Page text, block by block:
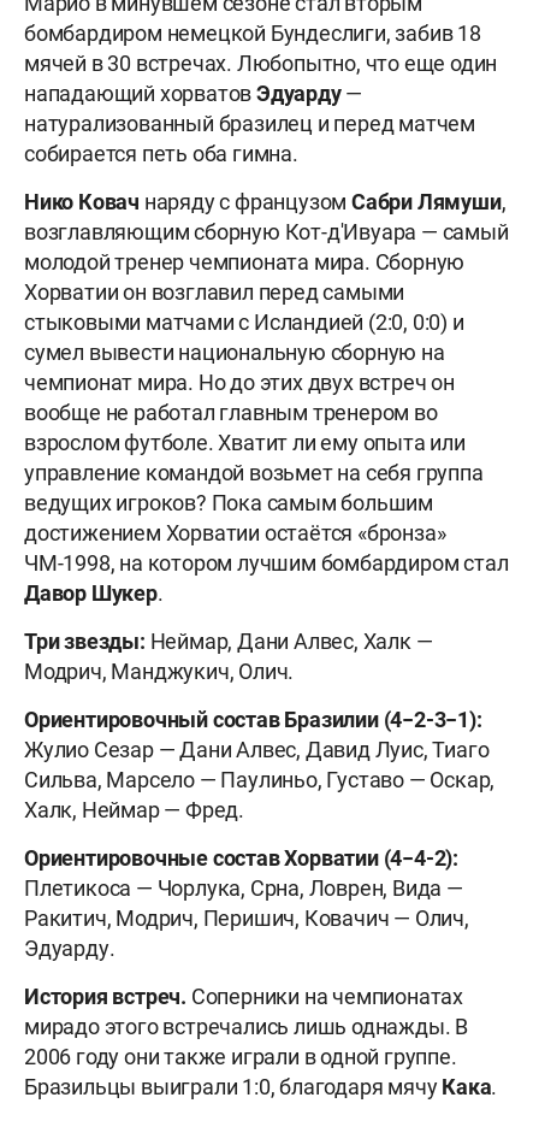
бомбардиром немецкой Бундеслиги, забив 18
мячей в 30 встречах. Любопытно, что еще один
нападающий хорватовЭдуарду—
натурализованный бразилец и перед матчем
собирается петь оба гимна.
Нико Ковач наряду с французомСабри Лямуши,
возглавляющим сборную Кот-д'Ивуара — самый
молодой тренер чемпионата мира. Сборную
Хорватии он возглавил перед самыми
стыковыми матчами с Исландией (2:0, 0:0) и
сумел вывести национальную сборную на
чемпионат мира. Но до этих двух встреч он
вообще не работал главным тренером во
взрослом футболе. Хватит ли ему опыта или
управление командой возьмет на себя группа
ведущих игроков? Пока самым большим
достижением Хорватии остаётся «бронза»
ЧМ-1998, на котором лучшим бомбардиром стал
Давор Шукер.
Три звезды: Неймар, Дани Алвес, Халк —
Модрич, Манджукич, Олич.
Ориентировочный состав Бразилии (4−2-3−1):
Жулио Сезар — Дани Алвес, Давид Луис, Тиаго
Сильва, Марсело — Паулиньо, Густаво — Оскар,
Халк, Неймар — Фред.
Ориентировочные состав Хорватии (4−4-2):
Плетикоса — Чорлука, Срна, Ловрен, Вида —
Ракитич, Модрич, Перишич, Ковачич — Олич,
Эдуарду.
История встреч. Соперники на чемпионатах
мирадо этого встречались лишь однажды. В
2006 году они также играли в одной группе.
Бразильцы выиграли 1:0, благодаря мячуКака.